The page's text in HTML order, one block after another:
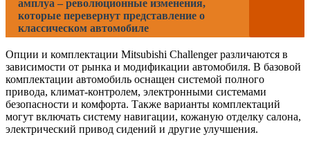
амплуа – революционные изменения,
которые перевернут представление о
классическом автомобиле
Опции и комплектации Mitsubishi Challenger различаются в
зависимости от рынка и модификации автомобиля. В базовой
комплектации автомобиль оснащен системой полного
привода, климат-контролем, электронными системами
безопасности и комфорта. Также варианты комплектаций
могут включать систему навигации, кожаную отделку салона,
электрический привод сидений и другие улучшения.